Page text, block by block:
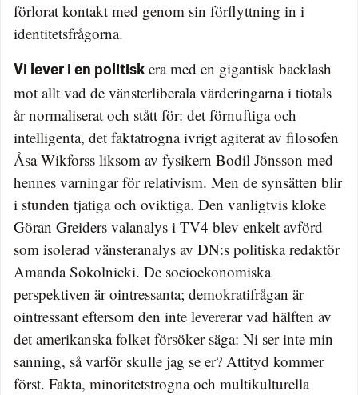
förlorat kontakt med genom sin förflyttning in i
identitetsfrågorna.
Vi lever i en politiskera med en gigantisk backlash
mot allt vad de vänsterliberala värderingarna i tiotals
år normaliserat och stått för: det förnuftiga och
intelligenta, det faktatrogna ivrigt agiterat av filosofen
Åsa Wikforss liksom av fysikern Bodil Jönsson med
hennes varningar för relativism. Men de synsätten blir
i stunden tjatiga och oviktiga. Den vanligtvis kloke
Göran Greiders valanalys i TV4 blev enkelt avförd
som isolerad vänsteranalys av DN:s politiska redaktör
Amanda Sokolnicki. De socioekonomiska
perspektiven är ointressanta; demokratifrågan är
ointressant eftersom den inte levererar vad hälften av
det amerikanska folket försöker säga: Ni ser inte min
sanning, så varför skulle jag se er? Attityd kommer
först. Fakta, minoritetstrogna och multikulturella